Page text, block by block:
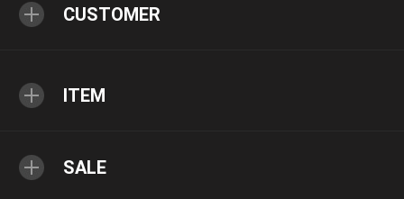
CUSTOMER
ITEM
SALE